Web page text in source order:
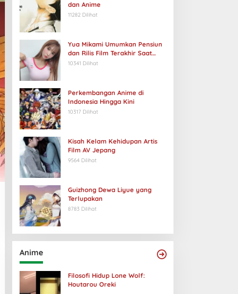
dan Anime
11282 Dilihat
Yua Mikami Umumkan Pensiun
dan Rilis Film Terakhir Saat
Ulang Tahun
10341 Dilihat
Perkembangan Anime di
Indonesia Hingga Kini
10317 Dilihat
Kisah Kelam Kehidupan Artis
Film AV Jepang
9564 Dilihat
Guizhong Dewa Liyue yang
Terlupakan
8783 Dilihat
Anime
Filosofi Hidup Lone Wolf:
Houtarou Oreki